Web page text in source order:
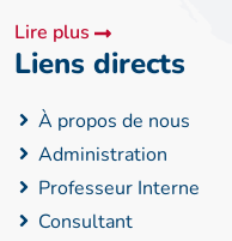
Lire plus
Liens directs
À propos de nous
Administration
Professeur Interne
Consultant